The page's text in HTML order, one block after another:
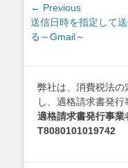
投
稿
ナ
ー
シ
ョ
← Previous
Previous
post:
送信日時を指定して
る～Gmail～
弊社は、消費税法
し、適格請求書発行
適格請求書発行事
T8080101019742